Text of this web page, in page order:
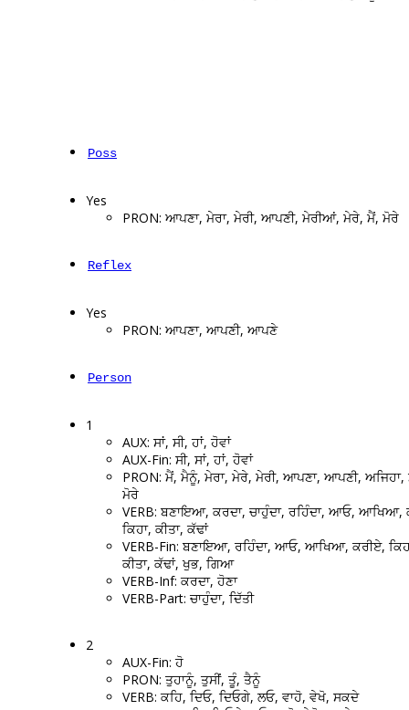
Poss
Yes
PRON: ਆਪਣਾ, ਮੇਰਾ, ਮੇਰੀ, ਆਪਣੀ, ਮੇਰੀਆਂ, ਮੇਰੇ, ਮੈਂ, ਮੋਰੇ
Reflex
Yes
PRON: ਆਪਣਾ, ਆਪਣੀ, ਆਪਣੇ
Person
1
AUX: ਸਾਂ, ਸੀ, ਹਾਂ, ਹੋਵਾਂ
AUX-Fin: ਸੀ, ਸਾਂ, ਹਾਂ, ਹੋਵਾਂ
PRON: ਮੈਂ, ਮੈਨੂੰ, ਮੇਰਾ, ਮੇਰੇ, ਮੇਰੀ, ਆਪਣਾ, ਆਪਣੀ,
ਮੋਰੇ
VERB: ਬਣਾਇਆ, ਕਰਦਾ, ਚਾਹੁੰਦਾ, ਰਹਿੰਦਾ, ਆਓ, ਆਖਿਆ,
ਕਿਹਾ, ਕੀਤਾ, ਕੱਢਾਂ
VERB-Fin: ਬਣਾਇਆ, ਰਹਿੰਦਾ, ਆਓ, ਆਖਿਆ, ਕਰੀਏ,
ਕੀਤਾ, ਕੱਢਾਂ, ਖੁਭ, ਗਿਆ
VERB-Inf: ਕਰਦਾ, ਹੋਣਾ
VERB-Part: ਚਾਹੁੰਦਾ, ਦਿੱਤੀ
2
AUX-Fin: ਹੋ
PRON: ਤੁਹਾਨੂੰ, ਤੁਸੀਂ, ਤੂੰ, ਤੈਨੂੰ
VERB: ਕਹਿ, ਦਿਓ, ਦਿਓਗੇ, ਲਓ, ਵਾਹੋ, ਵੇਖੋ, ਸਕਦੇ